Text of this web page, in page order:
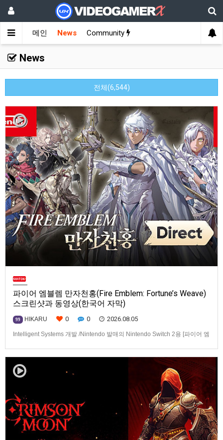
메인 News Community
News
전체(6,544)
파이어 엠블렘 만자천홍(Fire Emblem: Fortune’s Weave)
스크린샷과 동영상(한국어 자막)
99 HIKARU 0 0 2026.08.05
Intelligent Systems 개발 /Nintendo 발매의 Nintendo Switch 2용 [파이어 엠